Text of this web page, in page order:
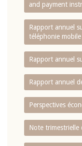
and payment
Rapport annuel
téléphonie mobile
Rapport annuel
Rapport annuel
Perspectives
Note trimestrielle